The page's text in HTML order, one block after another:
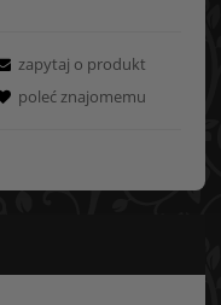
zapytaj o produkt
poleć znajomemu